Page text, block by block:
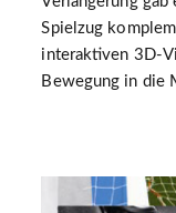
Spielzug
interaktiven 3D-
Bewegung in die